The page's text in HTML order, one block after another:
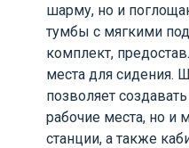
шарму, но и
тумбы с мягкими
комплект,
места для сидения.
позволяет
рабочие места, но и
станции, а также